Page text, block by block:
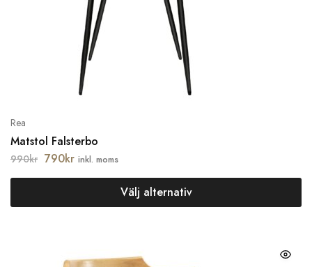
Rea
Matstol Falsterbo
990kr 790kr inkl. moms
Välj alternativ